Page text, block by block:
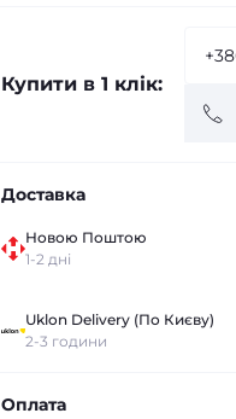
Купити в 1 клік:
Доставка
Новою Поштою
1-2 дні
Uklon Delivery (По Києву)
2-3 години
Оплата